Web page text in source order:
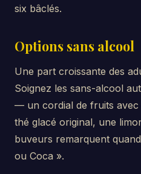
six bâclés.
Options sans alcool
Une part croissante des
Soignez les sans-alcool
— un cordial de fruits avec
thé glacé original, une
buveurs remarquent
ou Coca ».